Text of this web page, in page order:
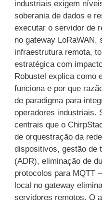
industriais exigem
soberania de dados e
executar o servidor de
no gateway LoRaWAN,
infraestrutura remota,
estratégica com
Robustel explica como
funciona e por que
de paradigma para
operadores industriais.
centrais que o
de orquestração da
dispositivos, gestão de
(ADR), eliminação de
protocolos para MQTT
local no gateway
servidores remotos. O